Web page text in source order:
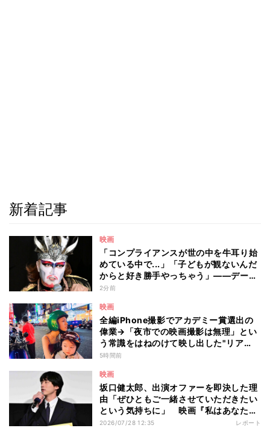
新着記事
映画
「コンプライアンスが世の中を牛耳り始
めている中で...」「子どもが観ないんだ
からと好き勝手やっちゃう」――デーモ
ン閣下が語る映画『レディ・オア・ノッ
2分前
映画
全編iPhone撮影でアカデミー賞選出の
偉業→「夜市での映画撮影は無理」とい
う常識をはねのけて映し出した"リア
ル"とは――ツォウ監督が語る映画『左
5時間前
映画
坂口健太郎、出演オファーを即決した理
由「ぜひともご一緒させていただきたい
という気持ちに」 映画『私はあなたを
知らない、』完成披露舞台挨拶
2026/07/28 12:35 レポート